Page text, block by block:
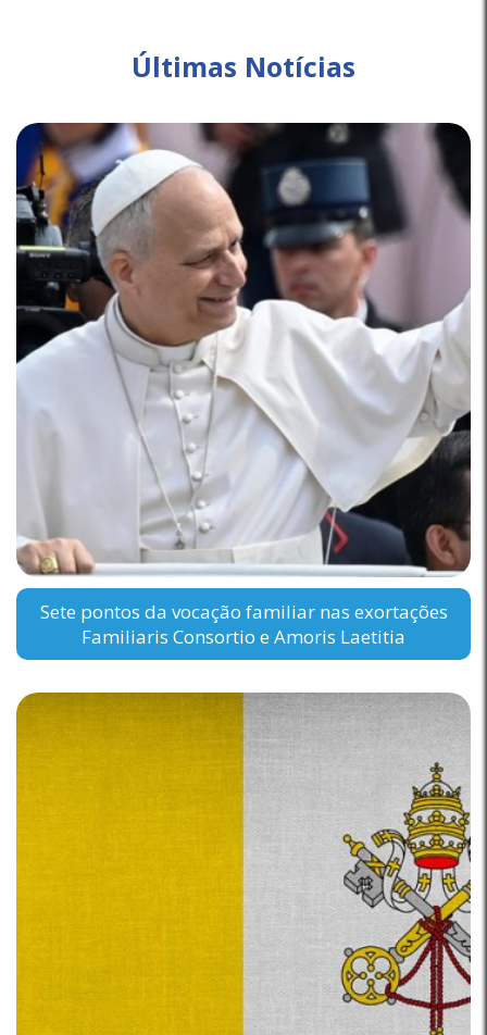
Últimas Notícias
Sete pontos da vocação familiar nas exortações
Familiaris Consortio e Amoris Laetitia